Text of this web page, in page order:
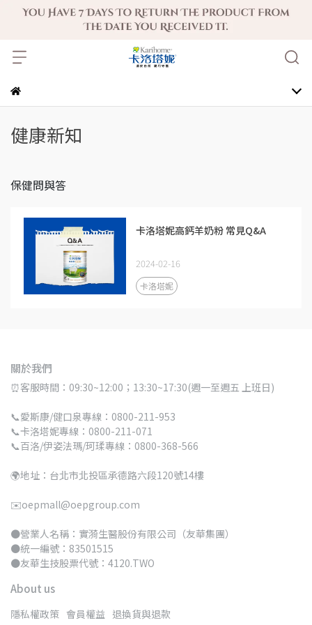
健康新知
保健問與答
卡洛塔妮高鈣羊奶粉 常見Q&A
2024-02-16
卡洛塔妮
關於我們
⏰客服時間：09:30~12:00；13:30~17:30(週一至週五 上班日)
📞愛斯康/健口泉專線：0800-211-953
📞卡洛塔妮專線：0800-211-071
📞百洛/伊姿法瑪/珂瑈專線：0800-368-566
🌍地址：台北市北投區承德路六段120號14樓
✉️oepmall@oepgroup.com
●營業人名稱：實漪生醫股份有限公司（友華集團）
●統一編號：83501515
●友華生技股票代號：4120.TWO
About us
隱私權政策 會員權益 退換貨與退款